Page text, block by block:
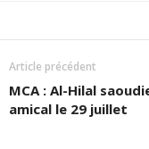
Article précédent
MCA : Al-Hilal
amical le 29 juillet